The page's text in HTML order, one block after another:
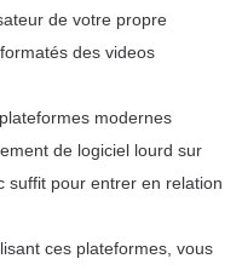
de votre propre
des videos
modernes
de logiciel lourd sur
suffit pour entrer en relation
ces plateformes, vous